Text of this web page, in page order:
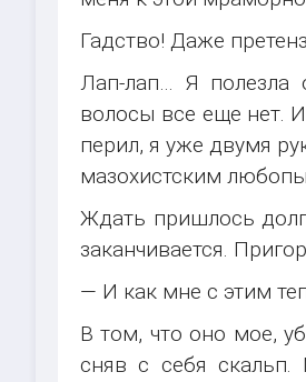
Гадство! Даже
Лап-лап… Я полезла
волосы все еще нет.
перил, я уже двумя
мазохистским
Ждать пришлось
заканчивается.
— И как мне с этим
В том, что оно мое,
сняв с себя